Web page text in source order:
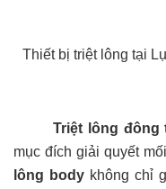
Thiết bị triệt lông tại
Triệt lông đông
mục đích giải quyết
lông body không chỉ